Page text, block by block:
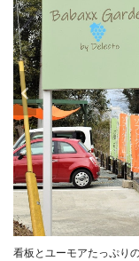
看板とユーモアたっぷり